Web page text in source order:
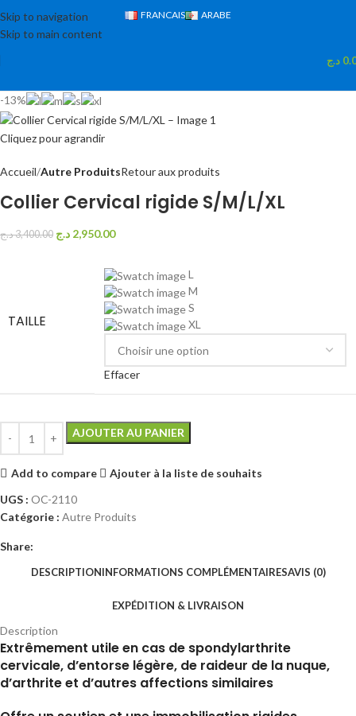
Skip to navigation
Skip to main content
FRANCAIS ARABE
د.ج
-13%
Cliquez pour agrandir
Accueil Autre ProduitsRetour aux produits
Collier Cervical rigide S/M/L/XL
3,400.00د.ج 2,950.00 د.ج
TAILLE
L
M
S
XL
Effacer
AJOUTER AU PANIER
Add to compare
Ajouter à la liste de souhaits
UGS : OC-2110
Catégorie : Autre Produits
Share:
DESCRIPTIONINFORMATIONS COMPLÉMENTAIRESAVIS (0)
EXPÉDITION & LIVRAISON
Description
Extrêmement utile en cas de spondylarthrite
cervicale, d’entorse légère, de raideur de la nuque,
d’arthrite et d’autres affections similaires